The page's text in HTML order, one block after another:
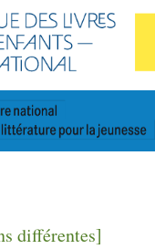
différentes]